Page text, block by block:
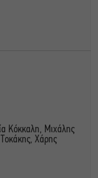
Κόκκαλη, Μιχάλης
Χάρης